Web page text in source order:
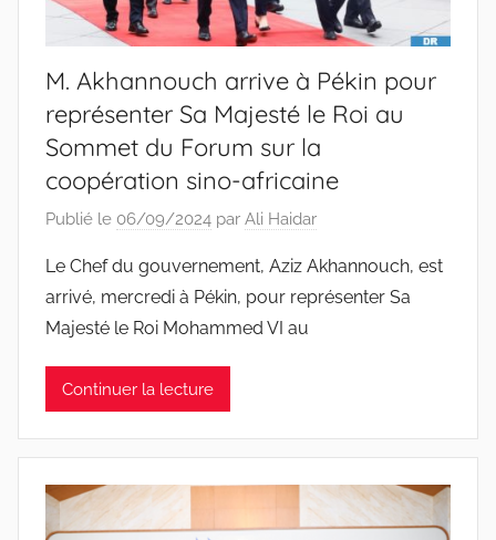
M. Akhannouch arrive à Pékin pour
représenter Sa Majesté le Roi au
Sommet du Forum sur la
coopération sino-africaine
Publié le 06/09/2024 par Ali Haidar
Le Chef du gouvernement, Aziz Akhannouch, est
arrivé, mercredi à Pékin, pour représenter Sa
Majesté le Roi Mohammed VI au
Continuer la lecture